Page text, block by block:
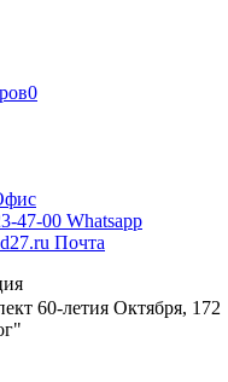
0
47-00 Whatsapp
Почта
60-летия Октября, 172